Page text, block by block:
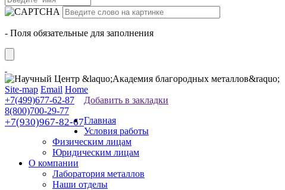
- Поля обязательные для заполнения
Site-map Email Home
+7(499)677-62-87
8(800)700-29-77
+7(930)967-82-67
Добавить в закладки
Главная
Условия работы
Физическим лицам
Юридическим лицам
О компании
Лаборатория металлов
Наши отделы